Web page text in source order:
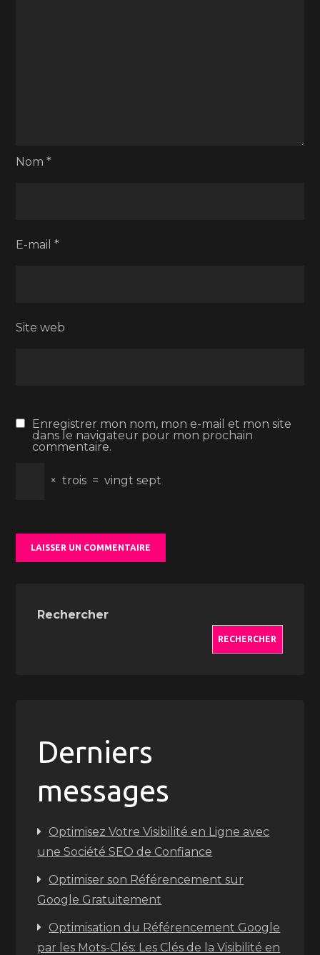
Nom*
E-mail*
Site web
Enregistrer mon nom, mon e-mail et mon site
dans le navigateur pour mon prochain
commentaire.
× trois = vingt sept
Rechercher
RECHERCHER
Derniers
messages
Optimisez Votre Visibilité en Ligne avec
une Société SEO de Confiance
Optimiser son Référencement sur
Google Gratuitement
Optimisation du Référencement Google
par les Mots-Clés: Les Clés de la Visibilité en